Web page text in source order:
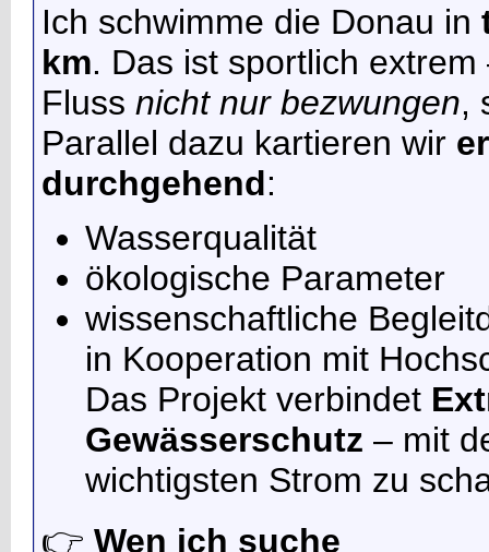
Ich schwimme die Donau in
km. Das ist sportlich
Fluss nicht nur bezwungen,
Parallel dazu kartieren wir
durchgehend:
Wasserqualität
ökologische Parameter
wissenschaftliche
in Kooperation mit
Das Projekt verbindet
Gewässerschutz – mit
wichtigsten Strom zu
👉 Wen ich suche